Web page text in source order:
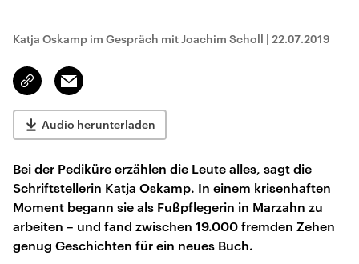
Katja Oskamp im Gespräch mit Joachim Scholl | 22.07.2019
Link
kopieren/teilen
Email
Audio herunterladen
Bei der Pediküre erzählen die Leute alles, sagt die
Schriftstellerin Katja Oskamp. In einem krisenhaften
Moment begann sie als Fußpflegerin in Marzahn zu
arbeiten – und fand zwischen 19.000 fremden Zehen
genug Geschichten für ein neues Buch.